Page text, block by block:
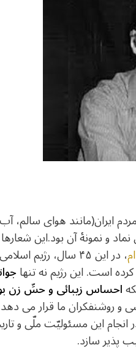
مردم ایران(مانند هوای
نماد و نمونۀ آن بود.این
، در این ۴۵ سال،
است. اين رژيم نه تنها
احساس زیبائی و حسِّ زن
و روشنفکران ما قرار می
این مسئولیّت ملّی و
پذیر سازد.